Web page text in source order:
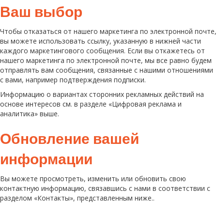
Ваш выбор
Чтобы отказаться от нашего маркетинга по электронной почте,
вы можете использовать ссылку, указанную в нижней части
каждого маркетингового сообщения. Если вы откажетесь от
нашего маркетинга по электронной почте, мы все равно будем
отправлять вам сообщения, связанные с нашими отношениями
с вами, например подтверждения подписки.
Информацию о вариантах сторонних рекламных действий на
основе интересов см. в разделе «Цифровая реклама и
аналитика» выше.
Обновление вашей
информации
Вы можете просмотреть, изменить или обновить свою
контактную информацию, связавшись с нами в соответствии с
разделом «Контакты», представленным ниже..